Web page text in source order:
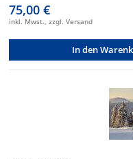
75,00 €
inkl. Mwst., zzgl. Versand
In den